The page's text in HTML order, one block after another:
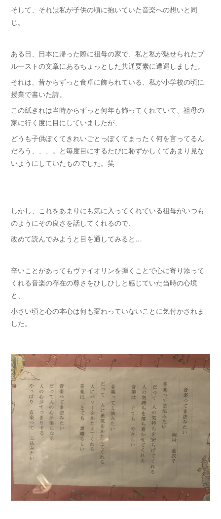
そして、それは私が子供の頃に抱いていた音楽への想いと同
じ。
ある日、日本に帰った際に祖母の家で、私と私が魅せられたプ
ルーストの文章にあるちょっとした共通要素に遭遇しました。
それは、昔からずっと食卓に飾られている、私が小学校の頃に
授業で書いた詩。
この紙きれは当時からずっと何年も飾ってくれていて、祖母の
家に行く度に目にしていましたが、
どうも子供ぽくてきれいごとっぽくてまったく何を言ってるん
だろう、、、。と毎度目にするたびに恥ずかしくてあまり見な
いようにしていたものでした。笑
しかし、これをあまりにも気に入ってくれている祖母がいつも
のようにその良さを話してくれるので、
改めて読んでみようと目を通してみると…
辛いことがあってもヴァイオリンを弾くことで心に寄り添って
くれる音楽の存在の尊さをひしひしと感じていた当時の心境
と、
小さい頃と心の本心は何も変わっていないことに気付かされま
した。